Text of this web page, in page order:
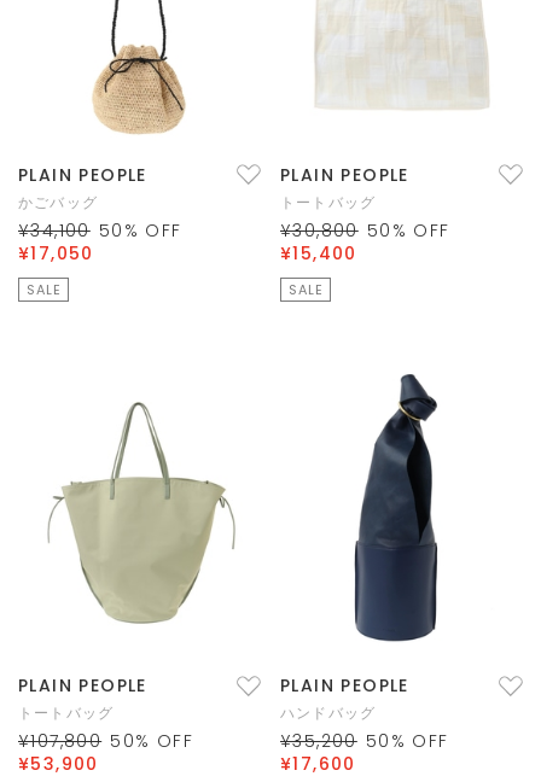
PLAIN PEOPLE
かごバッグ
¥34,100 50 % OFF
¥17,050
SALE
PLAIN PEOPLE
トートバッグ
¥30,800 50 % OFF
¥15,400
SALE
PLAIN PEOPLE
トートバッグ
¥107,800 50% OFF
¥53,900
PLAIN PEOPLE
ハンドバッグ
¥35,200 50 % OFF
¥17,600